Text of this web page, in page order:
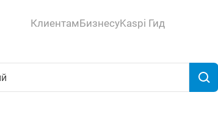
КлиентамБизнесуKaspi Гид